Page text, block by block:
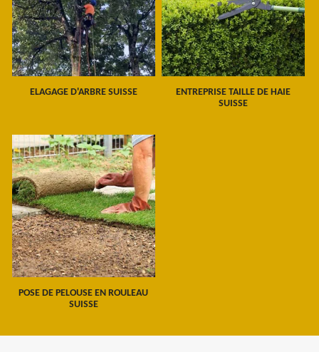
ELAGAGE D'ARBRE SUISSE
ENTREPRISE TAILLE DE HAIE
SUISSE
POSE DE PELOUSE EN ROULEAU
SUISSE